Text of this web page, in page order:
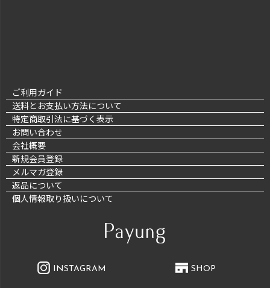
ご利用ガイド
送料とお支払い方法について
特定商取引法に基づく表示
お問い合わせ
会社概要
新規会員登録
メルマガ登録
返品について
個人情報取り扱いについて
INSTAGRAM SHOP